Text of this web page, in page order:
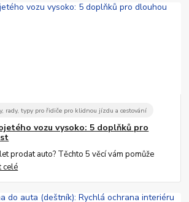
rady, typy pro řidiče pro klidnou jízdu a cestování
vozu vysoko: 5 doplňků pro
prodat auto? Těchto 5 věcí vám pomůže
celé